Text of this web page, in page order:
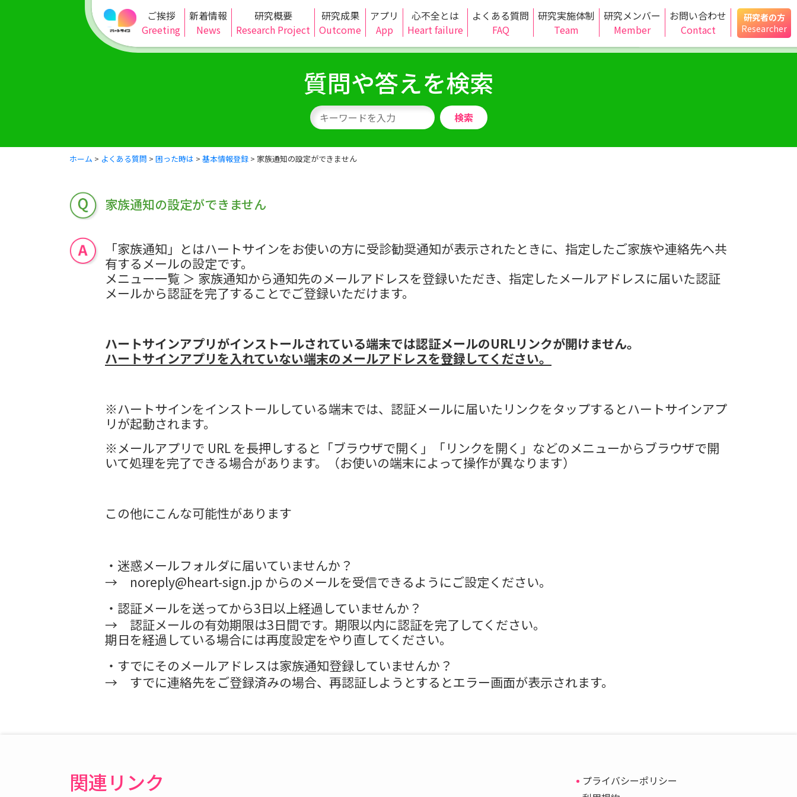
ご挨拶
Greeting
新着情報
News
研究概要
Research Project
研究成果
Outcome
アプリ
App
心不全とは
Heart failure
よくある質問
FAQ
研究実施体制
Team
研究メンバー
Member
お問い合わせ
Contact
研究者の方
Researcher
質問や答えを検索
検索
ホーム > よくある質問 > 困った時は > 基本情報登録 > 家族通知の設定ができません
家族通知の設定ができません
「家族通知」とはハートサインをお使いの方に受診勧奨通知が表示されたときに、指定したご家族や連絡先へ共
有するメールの設定です。
メニュー一覧 ＞ 家族通知から通知先のメールアドレスを登録いただき、指定したメールアドレスに届いた認証
メールから認証を完了することでご登録いただけます。
ハートサインアプリがインストールされている端末では認証メールのURLリンクが開けません。
ハートサインアプリを入れていない端末のメールアドレスを登録してください。
※ハートサインをインストールしている端末では、認証メールに届いたリンクをタップするとハートサインアプ
リが起動されます。
※メールアプリで URL を長押しすると「ブラウザで開く」「リンクを開く」などのメニューからブラウザで開
いて処理を完了できる場合があります。（お使いの端末によって操作が異なります）
この他にこんな可能性があります
・迷惑メールフォルダに届いていませんか？
→ noreply@heart-sign.jp からのメールを受信できるようにご設定ください。
・認証メールを送ってから3日以上経過していませんか？
→ 認証メールの有効期限は3日間です。期限以内に認証を完了してください。
期日を経過している場合には再度設定をやり直してください。
・すでにそのメールアドレスは家族通知登録していませんか？
→ すでに連絡先をご登録済みの場合、再認証しようとするとエラー画面が表示されます。
関連リンク
プライバシーポリシー